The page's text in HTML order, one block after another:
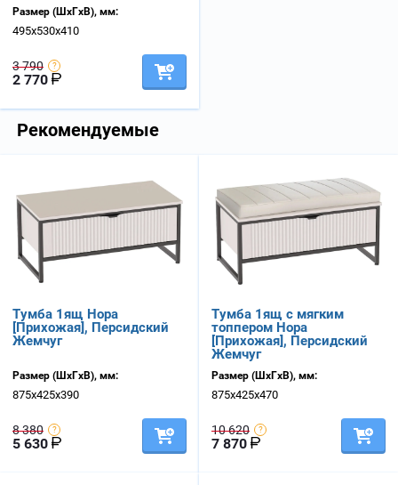
Рекомендуемые
Тумба 1ящ Нора
[Прихожая], Персидский
Жемчуг
Размер (ШхГхВ), мм:
875х425х390
8 380
5 630
Тумба 1ящ с мягким
топпером Нора
[Прихожая], Персидский
Жемчуг
Размер (ШхГхВ), мм:
875х425х470
10 620
7 870
Размер (ШхГхВ), мм:
495х530х410
3 790
2 770